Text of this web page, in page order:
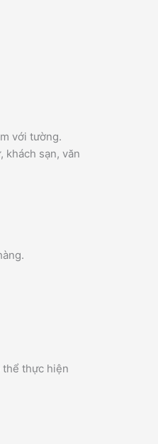
với tường.
khách sạn, văn
thể thực hiện